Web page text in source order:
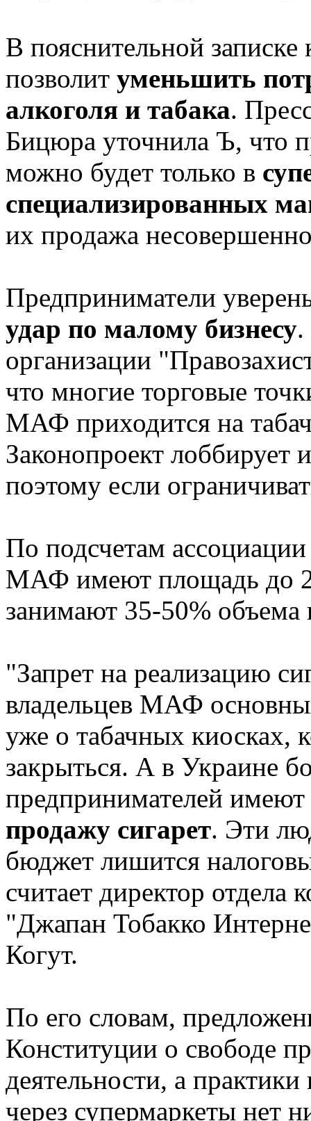
В пояснительной записке
позволит уменьшить
алкоголя и табака.
Бицюра уточнила Ъ, что
можно будет только в
специализированных
их продажа
Предприниматели
удар по малому бизнесу.
организации
что многие торговые
МАФ приходится на
Законопроект лоббирует
поэтому если
По подсчетам
МАФ имеют площадь до
занимают 35-50%
"Запрет на реализацию
владельцев МАФ
уже о табачных киосках,
закрыться. А в Украине
предпринимателей
продажу сигарет. Эти
бюджет лишится
считает директор отдела
"Джапан Тобакко
Когут.
По его словам,
Конституции о свободе
деятельности, а
через супермаркеты нет